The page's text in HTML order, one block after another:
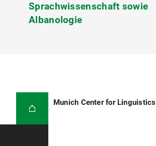
Sprachwissenschaft sowie
Albanologie
Munich Center for Linguistics